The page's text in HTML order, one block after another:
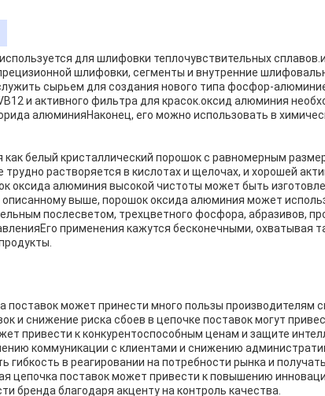
для шлифовки теплочувствительных
шлифовки, сегменты и внутренние
сырьем для создания нового типа фосфор-
и активного фильтра для красок.оксид алюминия
алюминияНаконец, его можно использовать в
как белый кристаллический порошок с равномерным
растворяется в кислотах и щелочах, и хорошей
оксида алюминия высокой чистоты может быть
выше, порошок оксида алюминия может
послесветом, трехцветного фосфора, абразивов,
применения кажутся бесконечными, охватывая
поставок может принести много пользы производителям
и снижение риска сбоев в цепочке поставок могут
привести к конкурентоспособным ценам и защите
коммуникации с клиентами и снижению
в реагировании на потребности рынка и
цепочка поставок может привести к повышению
бренда благодаря акценту на контроль качества.